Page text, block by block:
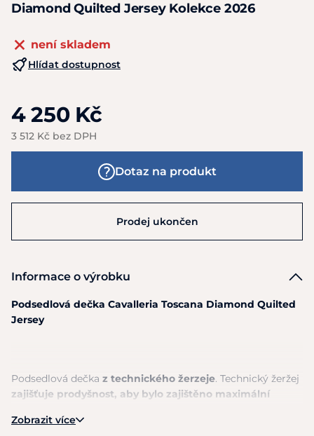
Diamond Quilted Jersey Kolekce 2026
není skladem
Hlídat dostupnost
4 250 Kč
3 512 Kč bez DPH
Dotaz na produkt
Prodej ukončen
Informace o výrobku
Podsedlová dečka Cavalleria Toscana Diamond Quilted
Jersey
Podsedlová dečka z technického žerzeje. Technický žeržej
zajišťuje prodyšnost, aby bylo zajištěno maximální
správné přizpůsobení.
Zobrazit více